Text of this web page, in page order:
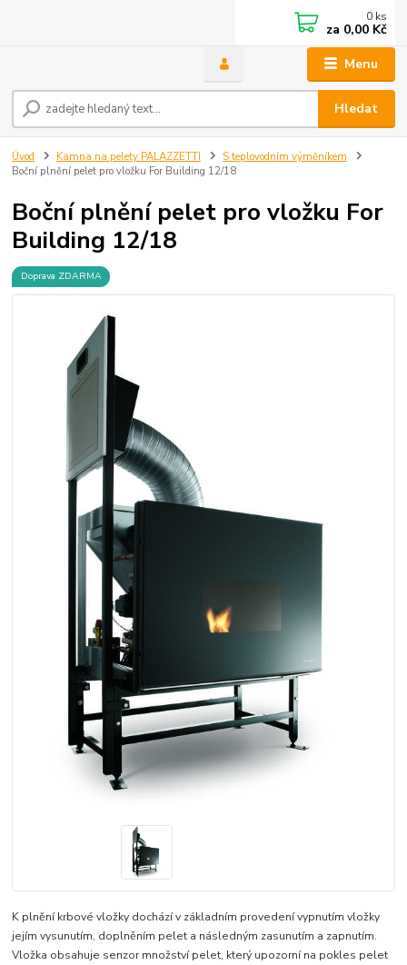
Menu
Hledat
0 ks
za 0,00 Kč
Úvod Kamna na pelety PALAZZETTI
S teplovodním výměníkem
Boční plnění pelet pro vložku For Building 12/18
Boční plnění pelet pro vložku For
Building 12/18
Doprava ZDARMA
K plnění krbové vložky dochází v základním provedení vypnutím vložky
jejím vysunutím, doplněním pelet a následným zasunutím a zapnutím.
Vložka obsahuje senzor množství pelet, který upozorní na pokles pelet